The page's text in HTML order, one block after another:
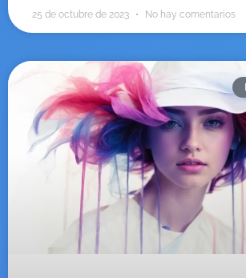
25 de octubre de 2023 No hay comentarios